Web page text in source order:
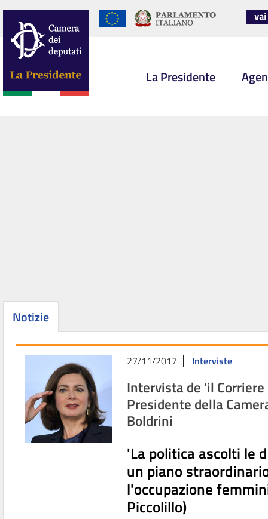
La Presidente
Notizie
27/11/2017 Interviste
Intervista de 'il
Presidente della
Boldrini
'La politica ascolti le
un piano
l'occupazione
Piccolillo)